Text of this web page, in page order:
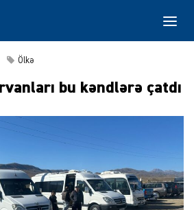
Ölkə
bu kəndlərə çatdı